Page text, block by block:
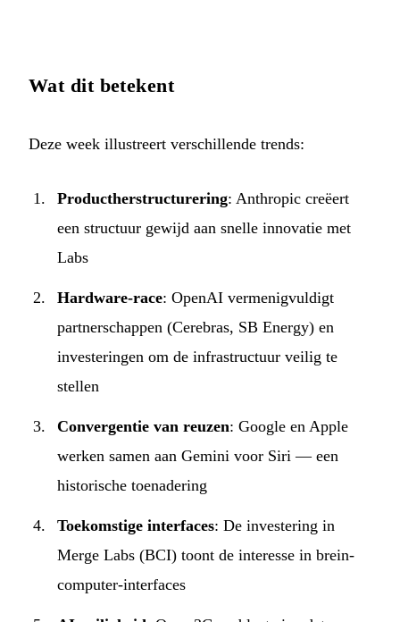
Wat dit betekent
Deze week illustreert verschillende trends:
Productherstructurering: Anthropic creëert
een structuur gewijd aan snelle innovatie met
Labs
Hardware-race: OpenAI vermenigvuldigt
partnerschappen (Cerebras, SB Energy) en
investeringen om de infrastructuur veilig te
stellen
Convergentie van reuzen: Google en Apple
werken samen aan Gemini voor Siri — een
historische toenadering
Toekomstige interfaces: De investering in
Merge Labs (BCI) toont de interesse in brein-
computer-interfaces